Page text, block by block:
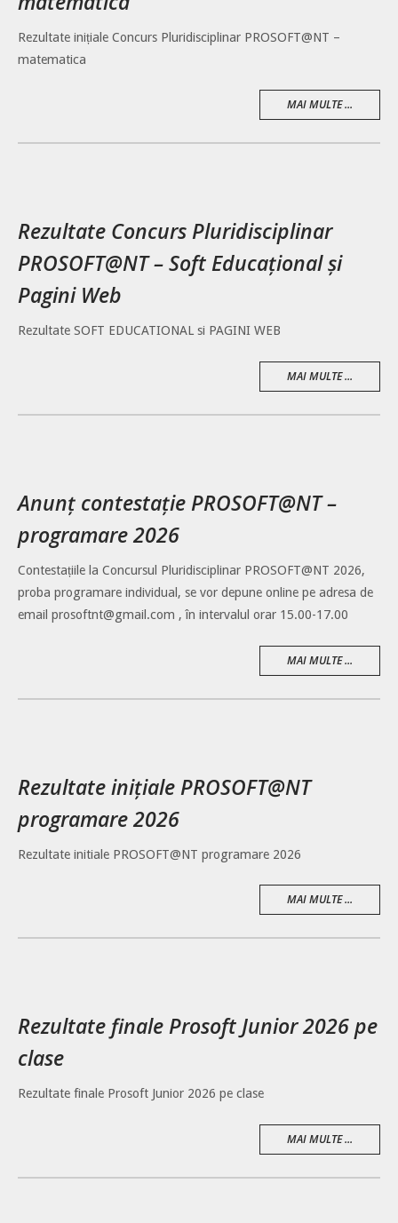
Rezultate inițiale Concurs Pluridisciplinar PROSOFT@NT –
matematica
MAI MULTE ...
Rezultate Concurs Pluridisciplinar
PROSOFT@NT – Soft Educațional și
Pagini Web
Rezultate SOFT EDUCATIONAL si PAGINI WEB
MAI MULTE ...
Anunț contestație PROSOFT@NT –
programare 2026
Contestațiile la Concursul Pluridisciplinar PROSOFT@NT 2026,
proba programare individual, se vor depune online pe adresa de
email prosoftnt@gmail.com , în intervalul orar 15.00-17.00
MAI MULTE ...
Rezultate inițiale PROSOFT@NT
programare 2026
Rezultate initiale PROSOFT@NT programare 2026
MAI MULTE ...
Rezultate finale Prosoft Junior 2026 pe
clase
Rezultate finale Prosoft Junior 2026 pe clase
MAI MULTE ...